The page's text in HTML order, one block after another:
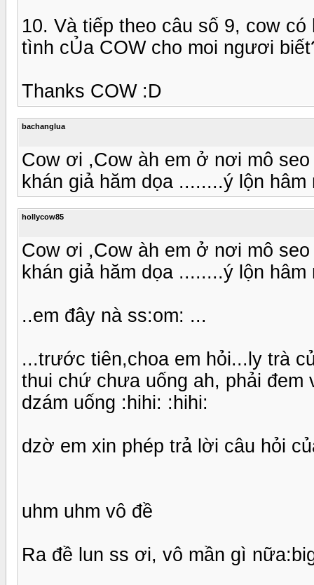
10. Và tiếp theo câu số 9, cow
tình cỦa COW cho moi ngươi
Thanks COW :D
bachanglua
Cow ơi ,Cow àh em ở nơi mô
khán giả hăm dọa ........ý lộn hâm
hollycow85
Cow ơi ,Cow àh em ở nơi mô
khán giả hăm dọa ........ý lộn hâm
..em đây nà ss:om: ...
...trước tiên,choa em hỏi...ly trà
thui chứ chưa uống ah, phải đem
dzám uống :hihi: :hihi:
dzờ em xin phép trả lời câu hỏi
uhm uhm vô đề
Ra đề lun ss ơi, vô mần gì